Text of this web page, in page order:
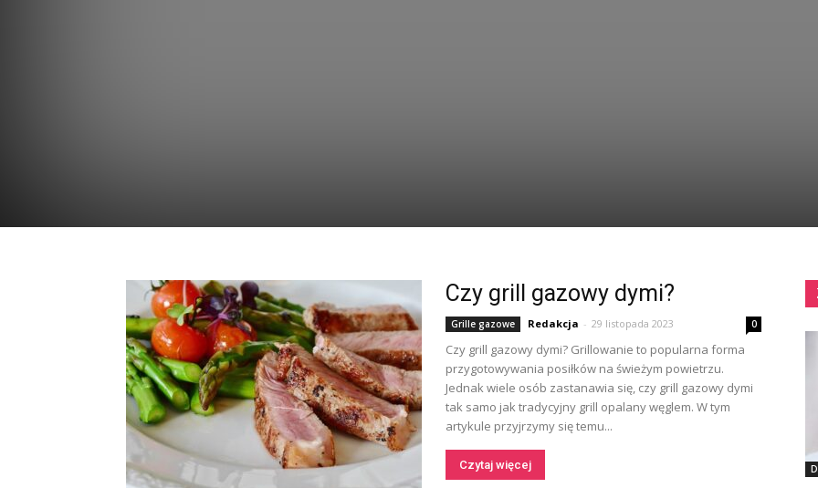
Czy grill gazowy dymi?
Grille gazowe Redakcja - 29 listopada 2023 0
Czy grill gazowy dymi? Grillowanie to popularna forma
przygotowywania posiłków na świeżym powietrzu.
Jednak wiele osób zastanawia się, czy grill gazowy dymi
tak samo jak tradycyjny grill opalany węglem. W tym
artykule przyjrzymy się temu...
Czytaj więcej